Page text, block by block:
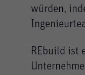
würden,
REbuild ist
Cookie